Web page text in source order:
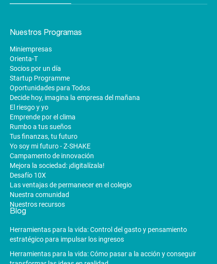
Nuestros Programas
Miniempresas
Orienta-T
Socios por un día
Startup Programme
Oportunidades para Todos
Decide hoy, imagina la empresa del mañana
El riesgo y yo
Emprende por el clima
Rumbo a tus sueños
Tus finanzas, tu futuro
Yo soy mi futuro - Z-SHAKE
Campamento de innovación
Mejora la sociedad: ¡digitalízala!
Desafío 10X
Las ventajas de permanecer en el colegio
Nuestra comunidad
Nuestros recursos
Blog
Herramientas para la vida: Control del gasto y pensamiento
estratégico para impulsar los ingresos
Herramientas para la vida: Cómo pasar a la acción y conseguir